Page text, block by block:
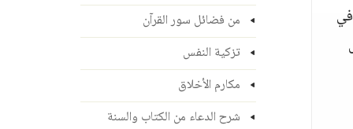
من فضائل سور القرآن
تزكية النفس
مكارم الأخلاق
شرح الدعاء من الكتاب والسنة